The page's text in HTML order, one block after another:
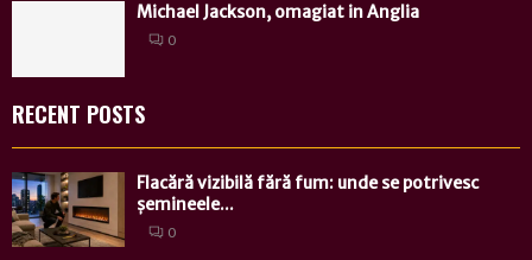
Michael Jackson, omagiat in Anglia
0
RECENT POSTS
Flacără vizibilă fără fum: unde se potrivesc
șemineele...
0